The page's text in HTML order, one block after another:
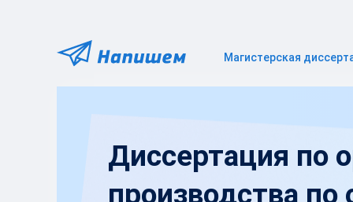
Магистерская
Диссертация по
производства по